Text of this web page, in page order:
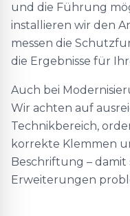
und die Führung
installieren wir den
messen die
die Ergebnisse für
Auch bei
Wir achten auf
Technikbereich,
korrekte Klemmen
Beschriftung –
Erweiterungen